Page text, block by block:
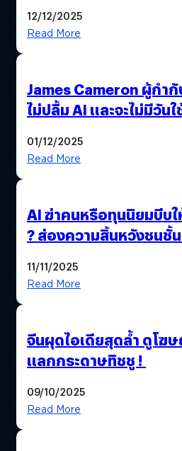
12/12/2025
Read More
James Cameron ผู้กำ
ไม่ปลื้ม AI และจะไม่มีวัน
01/12/2025
Read More
AI ฆ่าคนหรือทุนนิยมบีบ
? ส่องความสิ้นหวังชนชั้น
11/11/2025
Read More
จีนผุดไอเดียสุดล้ำ ดูโฆ
แลกกระดาษทิชชู !
09/10/2025
Read More